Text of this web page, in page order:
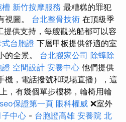
槽 新竹按摩服務 最糟糕的罪犯
視圖。 台北整骨技術 在頂級季
供支持，每艘觀光船都可以容
台胞證 下層甲板提供舒適的室
的全景。 台北搬家公司 除蟑除
空間設計 安養中心 他們提供
機，電話撥號和現場直播），這
，有幾個單步樓梯，輪椅用輪
seo保證第一頁 眼科權威 ❌室外
子中心 - 台胞證高雄 安養院 北